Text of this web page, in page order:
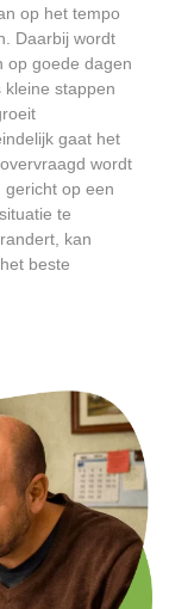
op het tempo
Daarbij wordt
op goede dagen
stappen
gaat het
wordt
op een
te
kan
beste